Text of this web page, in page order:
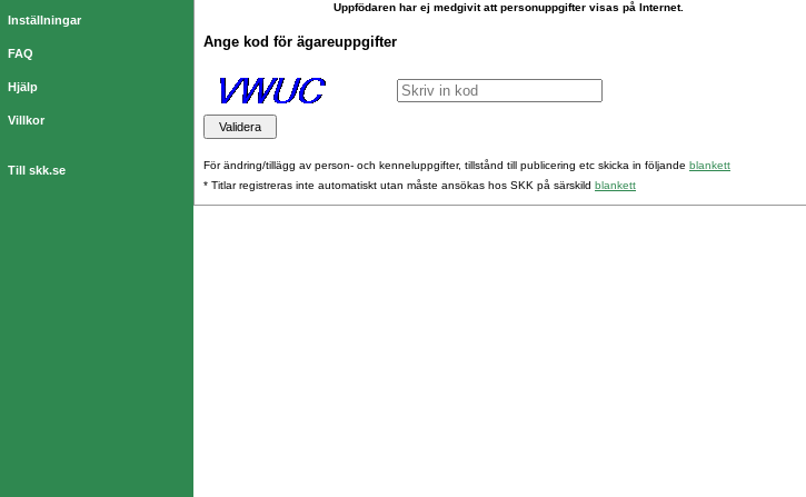
Inställningar
FAQ
Hjälp
Villkor
Till skk.se
Uppfödaren har ej medgivit att personuppgifter visas på Internet.
Ange kod för ägareuppgifter
För ändring/tillägg av person- och kenneluppgifter, tillstånd till publicering etc skicka in följande blankett
* Titlar registreras inte automatiskt utan måste ansökas hos SKK på särskild blankett